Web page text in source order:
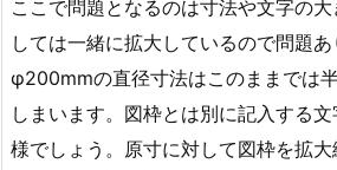
ここで問題となるのは寸法や文字の
しては一緒に拡大しているので問題あ
φ200mmの直径寸法はこのままでは
しまいます。図枠とは別に記入する
様でしょう。原寸に対して図枠を拡